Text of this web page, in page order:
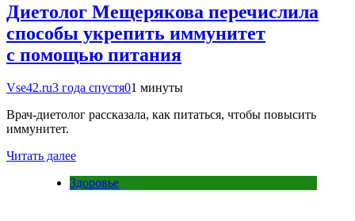
Диетолог Мещерякова перечислила
способы укрепить иммунитет
с помощью питания
Vse42.ru3 года спустя01 минуты
Врач-диетолог рассказала, как питаться, чтобы повысить
иммунитет.
Читать далее
Здоровье